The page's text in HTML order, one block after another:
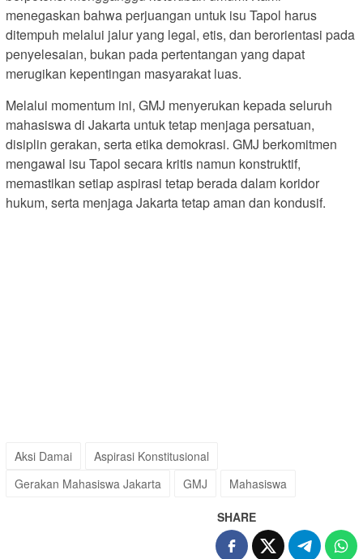
menegaskan bahwa perjuangan untuk isu Tapol harus
ditempuh melalui jalur yang legal, etis, dan berorientasi pada
penyelesaian, bukan pada pertentangan yang dapat
merugikan kepentingan masyarakat luas.
Melalui momentum ini, GMJ menyerukan kepada seluruh
mahasiswa di Jakarta untuk tetap menjaga persatuan,
disiplin gerakan, serta etika demokrasi. GMJ berkomitmen
mengawal isu Tapol secara kritis namun konstruktif,
memastikan setiap aspirasi tetap berada dalam koridor
hukum, serta menjaga Jakarta tetap aman dan kondusif.
Aksi Damai
Aspirasi Konstitusional
Gerakan Mahasiswa Jakarta
GMJ Mahasiswa
SHARE